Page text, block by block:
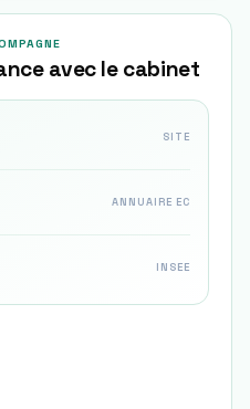
avec le cabinet
SITE
ANNUAIRE EC
INSEE